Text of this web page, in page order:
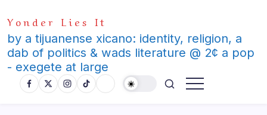
to
content
Yonder Lies It
by a tijuanense xicano: identity, religion, a
dab of politics & wads literature @ 2¢ a pop
- exegete at large